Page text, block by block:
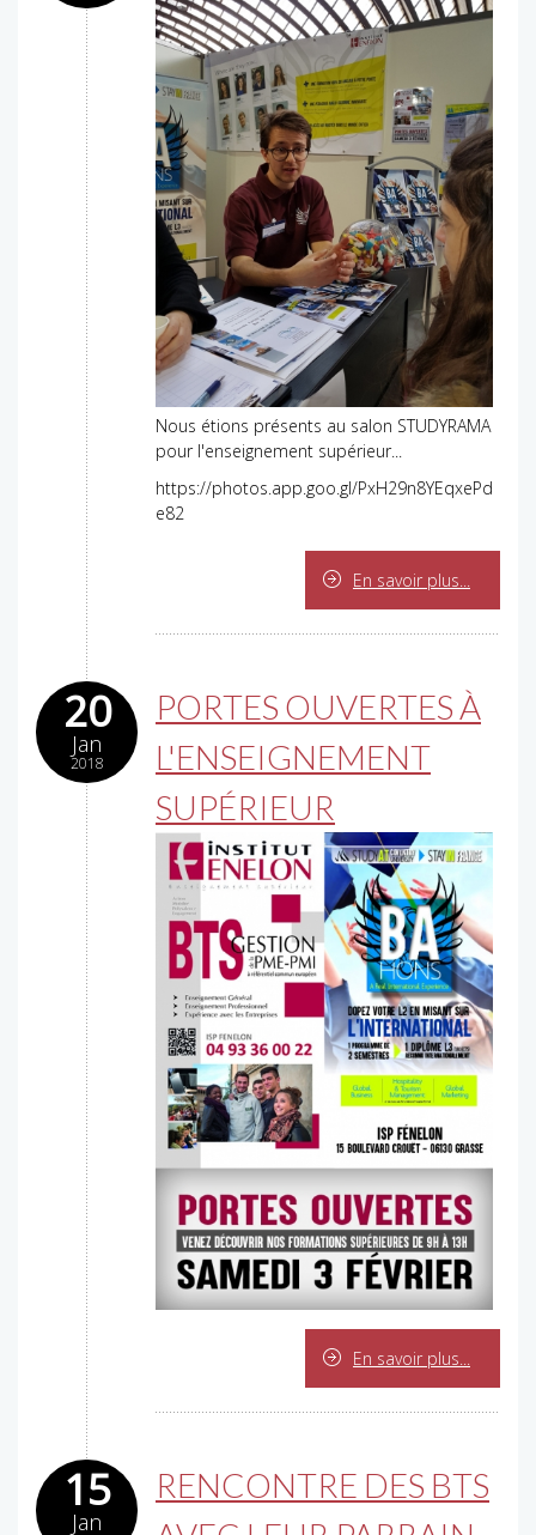
Nous étions présents au salon STUDYRAMA
pour l'enseignement supérieur...
https://photos.app.goo.gl/PxH29n8YEqxePd
e82
En savoir plus...
20
Jan
2018
PORTES OUVERTES À
L'ENSEIGNEMENT
SUPÉRIEUR
En savoir plus...
15
Jan
RENCONTRE DES BTS